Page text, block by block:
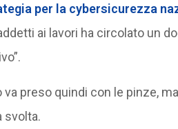
per la cybersicurezza
ai lavori ha circolato un
va preso quindi con le pinze,
svolta.